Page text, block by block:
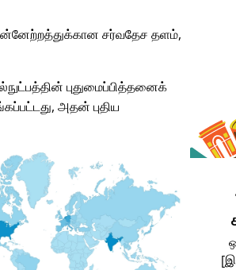
சர்வதேச தளம்,
புதுமைப்பித்தனைக்
அதன் புதிய
[